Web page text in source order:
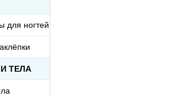
для ногтей
ТЕЛА